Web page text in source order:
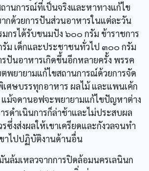
านการณ์ที่เป็นจริงและหาทางแก้ไข
กด้วยการปันส่วนอาหารในแต่ละวัน
กรได้รับขนมปัง ๖๐๐ กรัม ข้าราชการ
ม เด็กและประชาชนทั่วไป ๓๐๐ กรัม
ปันอาหารเกิดขึ้นอีกหลายครั้ง พรรค
พยายามแก้ไขสถานการณ์ด้วยการจัด
เศษบรรทุกอาหาร ผลไม้ และแพนเค้ก
แม้จดานอฟจะพยายามแก้ไขปัญหาต่าง
รดำเนินการก็ล่าช้าและไม่ประสบผล
รซึ่งส่งผลให้เขาเครียดและกังวลจนทำ
าไปปฏิบัติงานด้านอื่น
นล้มเหลวจากการปิดล้อมนครเลนินก